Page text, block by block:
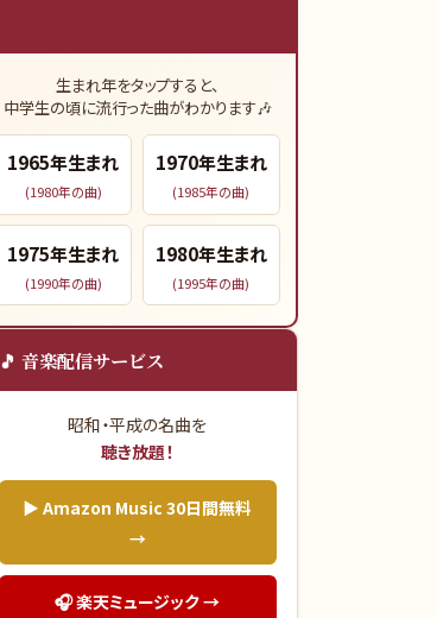
生まれ年をタップすると、
中学生の頃に流行った曲がわかります🎶
1965年生まれ
(1980年の曲)
1970年生まれ
(1985年の曲)
1975年生まれ
(1990年の曲)
1980年生まれ
(1995年の曲)
🎵 音楽配信サービス
昭和・平成の名曲を
聴き放題！
▶ Amazon Music 30日間無料
→
🎧 楽天ミュージック →